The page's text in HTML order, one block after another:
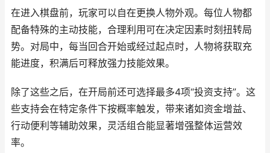
在进入棋盘前，玩家可以自在更换人物外观。每位人物都
配备特殊的主动技能，合理利用可在决定因素时刻扭转局
势。对局中，每当回合开始或经过起点时，人物将获取充
能进度，积满后可释放强力技能效果。
除了这些之后，在开局前还可选择最多4项“投资支持”。这
些支持会在特定条件下按概率触发，带来诸如资金增益、
行动便利等辅助效果，灵活组合能显著增强整体运营效
率。